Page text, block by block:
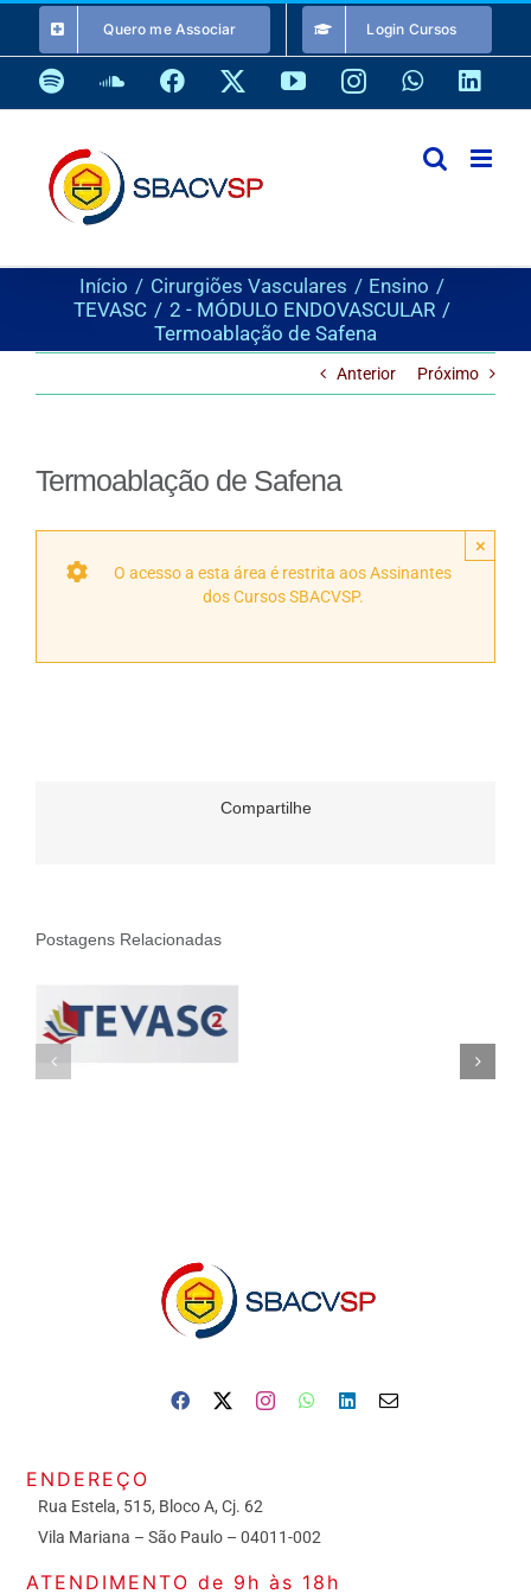
o
conteúdo
Quero me Associar Login Cursos
SpotifySoundCloud
Facebook YouTubeInstagramWhatsApp
Início Cirurgiões Vasculares
Ensino
TEVASC
2 - MÓDULO ENDOVASCULAR
Termoablação de Safena
Anterior Próximo
Termoablação de Safena
O acesso a esta área é restrita aos Assinantes
dos Cursos SBACVSP.
×
Compartilhe
Postagens Relacionadas
ENDEREÇO
Rua Estela, 515, Bloco A, Cj. 62
Vila Mariana – São Paulo – 04011-002
ATENDIMENTO de 9h às 18h